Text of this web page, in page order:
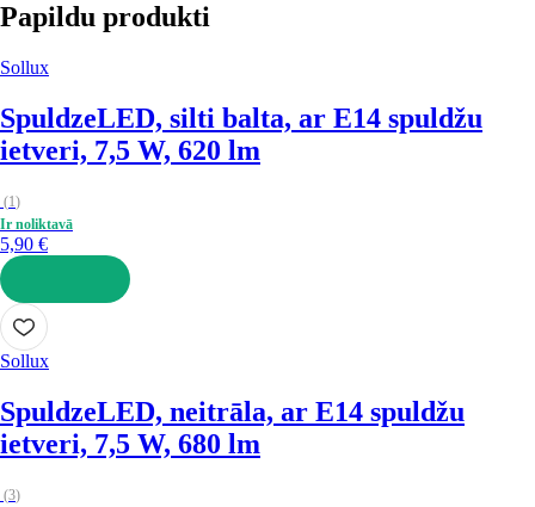
Papildu produkti
Sollux
SpuldzeLED, silti balta, ar E14 spuldžu
ietveri, 7,5 W, 620 lm
(1)
Ir noliktavā
5,90 €
LIKT GROZĀ
Sollux
SpuldzeLED, neitrāla, ar E14 spuldžu
ietveri, 7,5 W, 680 lm
(3)